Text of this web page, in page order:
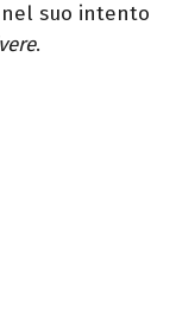
suo intento
.